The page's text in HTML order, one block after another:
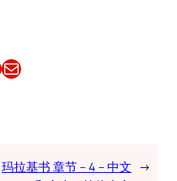
Email this Article
玛拉基书 章节 – 4 – 中文 →